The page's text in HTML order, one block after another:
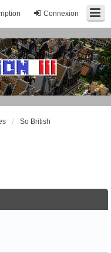
Connexion
So British